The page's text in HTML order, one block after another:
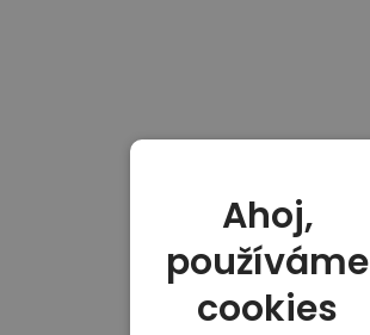
Ahoj,
používáme
cookies